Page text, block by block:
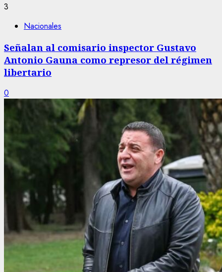
3
Nacionales
Señalan al comisario inspector Gustavo
Antonio Gauna como represor del régimen
libertario
0